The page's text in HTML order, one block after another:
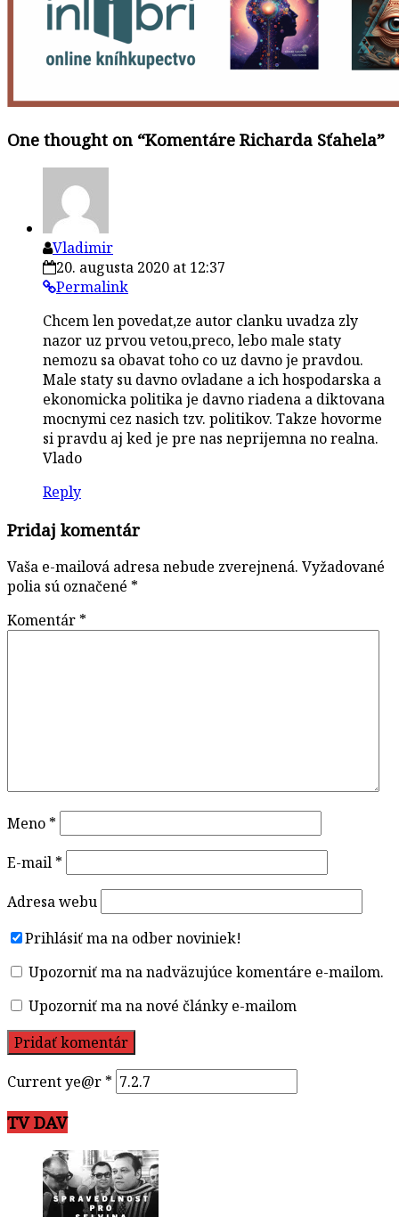
One thought on “Komentáre Richarda Sťahela”
Vladimir
20. augusta 2020 at 12:37
Permalink
Chcem len povedat,ze autor clanku uvadza zly
nazor uz prvou vetou,preco, lebo male staty
nemozu sa obavat toho co uz davno je pravdou.
Male staty su davno ovladane a ich hospodarska a
ekonomicka politika je davno riadena a diktovana
mocnymi cez nasich tzv. politikov. Takze hovorme
si pravdu aj ked je pre nas neprijemna no realna.
Vlado
Reply
Pridaj komentár
Vaša e-mailová adresa nebude zverejnená. Vyžadované
polia sú označené *
Komentár *
Meno *
E-mail *
Adresa webu
Prihlásiť ma na odber noviniek!
Upozorniť ma na nadväzujúce komentáre e-mailom.
Upozorniť ma na nové články e-mailom
Current ye@r *
TV DAV